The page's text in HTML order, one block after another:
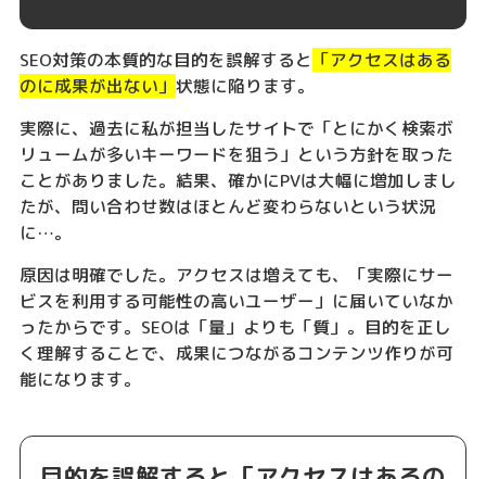
SEO対策の本質的な目的を誤解すると 「アクセスはある
のに成果が出ない」 状態に陥ります。
実際に、過去に私が担当したサイトで「とにかく検索ボ
リュームが多いキーワードを狙う」という方針を取った
ことがありました。結果、確かにPVは大幅に増加しまし
たが、問い合わせ数はほとんど変わらないという状況
に…。
原因は明確でした。アクセスは増えても、「実際にサー
ビスを利用する可能性の高いユーザー」に届いていなか
ったからです。SEOは「量」よりも「質」。目的を正し
く理解することで、成果につながるコンテンツ作りが可
能になります。